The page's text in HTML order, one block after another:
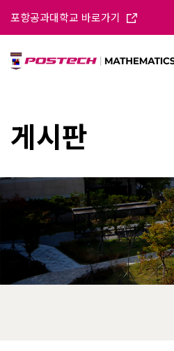
포항공과대학교 바로가기
게시판